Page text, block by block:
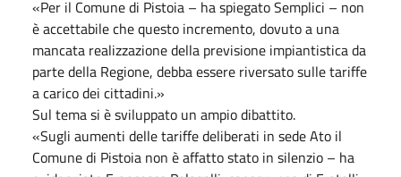
«Per il Comune di Pistoia – ha spiegato Semplici – non
è accettabile che questo incremento, dovuto a una
mancata realizzazione della previsione impiantistica da
parte della Regione, debba essere riversato sulle tariffe
a carico dei cittadini.»
Sul tema si è sviluppato un ampio dibattito.
«Sugli aumenti delle tariffe deliberati in sede Ato il
Comune di Pistoia non è affatto stato in silenzio – ha